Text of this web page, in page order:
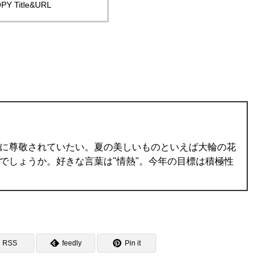
Title&URL
尊敬されていたい。夏の美しいものといえば大輪の花
しょうか。好きな言葉は"情熱"。今年の目標は積極性
RSS feedly Pin it